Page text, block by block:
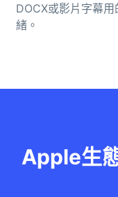
DOCX或影片字幕
緒。
Apple生